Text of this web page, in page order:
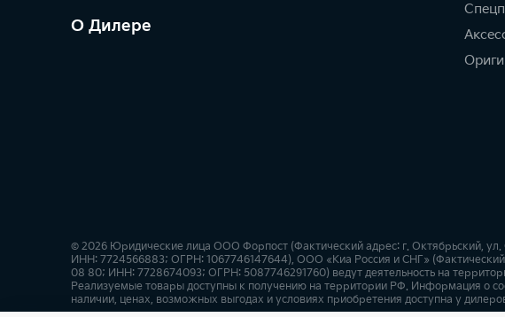
О Дилере
© 2026 Юридические лица ООО Форпост (Фактический адрес: г. Октябрьский,
ИНН: 7724566883; ОГРН: 1067746147644), ООО «Киа Россия и СНГ»
08 80; ИНН: 7728674093; ОГРН: 5087746291760) ведут деятельность на
Реализуемые товары доступны к получению на территории РФ. Информация о
наличии, ценах, возможных выгодах и условиях приобретения доступна у